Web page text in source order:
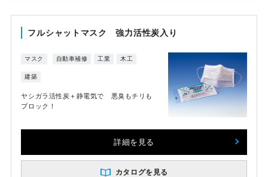
フルシャットマスク 強力活性炭入り
マスク 自動車補修 工業 木工
建築
ヤシガラ活性炭＋静電気で 悪臭もチリも
ブロック！
詳細を見る
カタログを見る